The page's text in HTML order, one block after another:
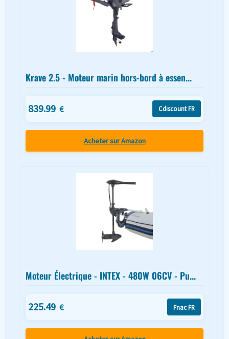
Krave 2.5 - Moteur marin hors-bord à essen...
839.99 € Cdiscount FR
Acheter sur Amazon
Moteur Électrique - INTEX - 480W 06CV - Pu...
225.49 € Fnac FR